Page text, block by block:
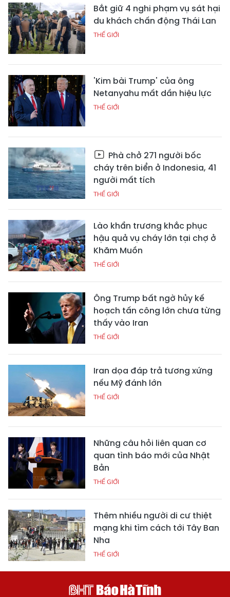
Bắt giữ 4 nghi phạm vụ sát hại
du khách chấn động Thái Lan
THẾ GIỚI
'Kim bài Trump' của ông
Netanyahu mất dần hiệu lực
THẾ GIỚI
Phà chở 271 người bốc
cháy trên biển ở Indonesia, 41
người mất tích
THẾ GIỚI
Lào khẩn trương khắc phục
hậu quả vụ cháy lớn tại chợ ở
Khăm Muồn
THẾ GIỚI
Ông Trump bất ngờ hủy kế
hoạch tấn công lớn chưa từng
thấy vào Iran
THẾ GIỚI
Iran dọa đáp trả tương xứng
nếu Mỹ đánh lớn
THẾ GIỚI
Những câu hỏi liên quan cơ
quan tình báo mới của Nhật
Bản
THẾ GIỚI
Thêm nhiều người di cư thiệt
mạng khi tìm cách tới Tây Ban
Nha
THẾ GIỚI